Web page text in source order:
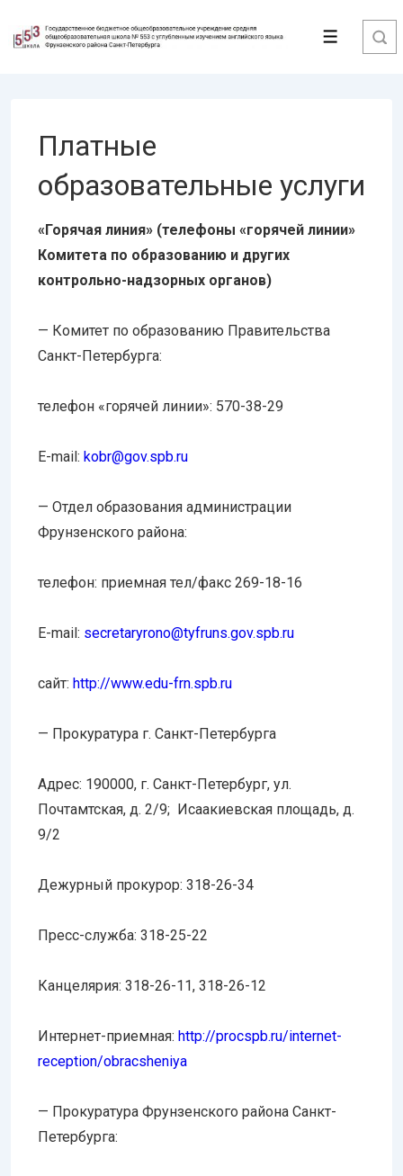
Перейти
Меню
Платные
образовательные услуги
«Горячая линия» (телефоны «горячей линии»
Комитета по образованию и других
контрольно-надзорных органов)
— Комитет по образованию Правительства
Санкт-Петербурга:
телефон «горячей линии»: 570-38-29
E-mail: kobr@gov.spb.ru
— Отдел образования администрации
Фрунзенского района:
телефон: приемная тел/факс 269-18-16
E-mail: secretaryrono@tyfruns.gov.spb.ru
сайт: http://www.edu-frn.spb.ru
— Прокуратура г. Санкт-Петербурга
Адрес: 190000, г. Санкт-Петербург, ул.
Почтамтская, д. 2/9; Исаакиевская площадь, д.
9/2
Дежурный прокурор: 318-26-34
Пресс-служба: 318-25-22
Канцелярия: 318-26-11, 318-26-12
Интернет-приемная: http://procspb.ru/internet-
reception/obracsheniya
— Прокуратура Фрунзенского района Санкт-
Петербурга: